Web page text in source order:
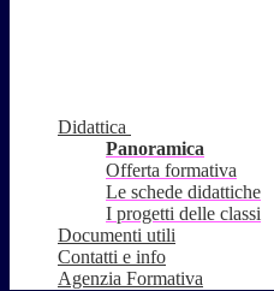
Didattica
Panoramica
Offerta formativa
Le schede didattiche
I progetti delle classi
Documenti utili
Contatti e info
Agenzia Formativa